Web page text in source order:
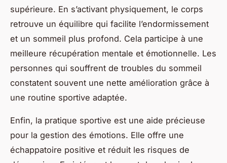
supérieure. En s’activant physiquement, le corps
retrouve un équilibre qui facilite l’endormissement
et un sommeil plus profond. Cela participe à une
meilleure récupération mentale et émotionnelle. Les
personnes qui souffrent de troubles du sommeil
constatent souvent une nette amélioration grâce à
une routine sportive adaptée.
Enfin, la pratique sportive est une aide précieuse
pour la gestion des émotions. Elle offre une
échappatoire positive et réduit les risques de